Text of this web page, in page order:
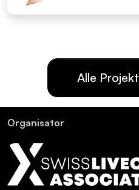
Alle
Or­ga­ni­sa­tor